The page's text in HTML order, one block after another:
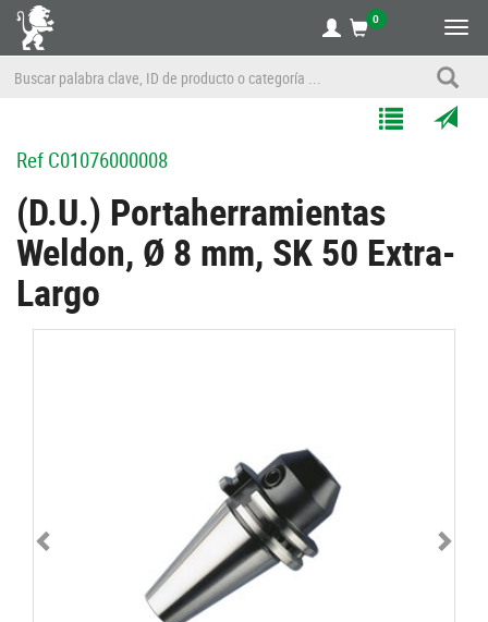
0
un
Listas
RefC01076000008
(D.U.) Portaherramientas
Weldon, Ø 8 mm, SK 50 Extra-
Largo